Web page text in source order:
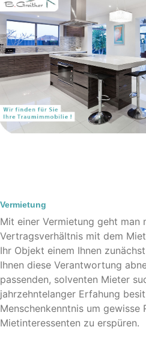
Vermietung
Mit einer Vermietung geht man
Vertragsverhältnis mit dem
Ihr Objekt einem Ihnen
Ihnen diese Verantwortung
passenden, solventen Mieter
jahrzehntelanger Erfahung
Menschenkenntnis um gewisse
Mietinteressenten zu erspüren.